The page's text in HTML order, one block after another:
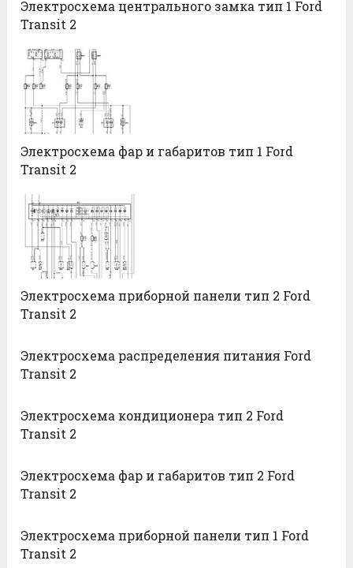
Электросхема центрального замка тип 1 Ford
Transit 2
Электросхема фар и габаритов тип 1 Ford
Transit 2
Электросхема приборной панели тип 2 Ford
Transit 2
Электросхема распределения питания Ford
Transit 2
Электросхема кондиционера тип 2 Ford
Transit 2
Электросхема фар и габаритов тип 2 Ford
Transit 2
Электросхема приборной панели тип 1 Ford
Transit 2